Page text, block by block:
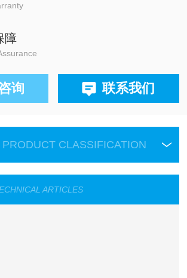
障
询 联系我们
PRODUCT CLASSIFICATION
ARTICLES